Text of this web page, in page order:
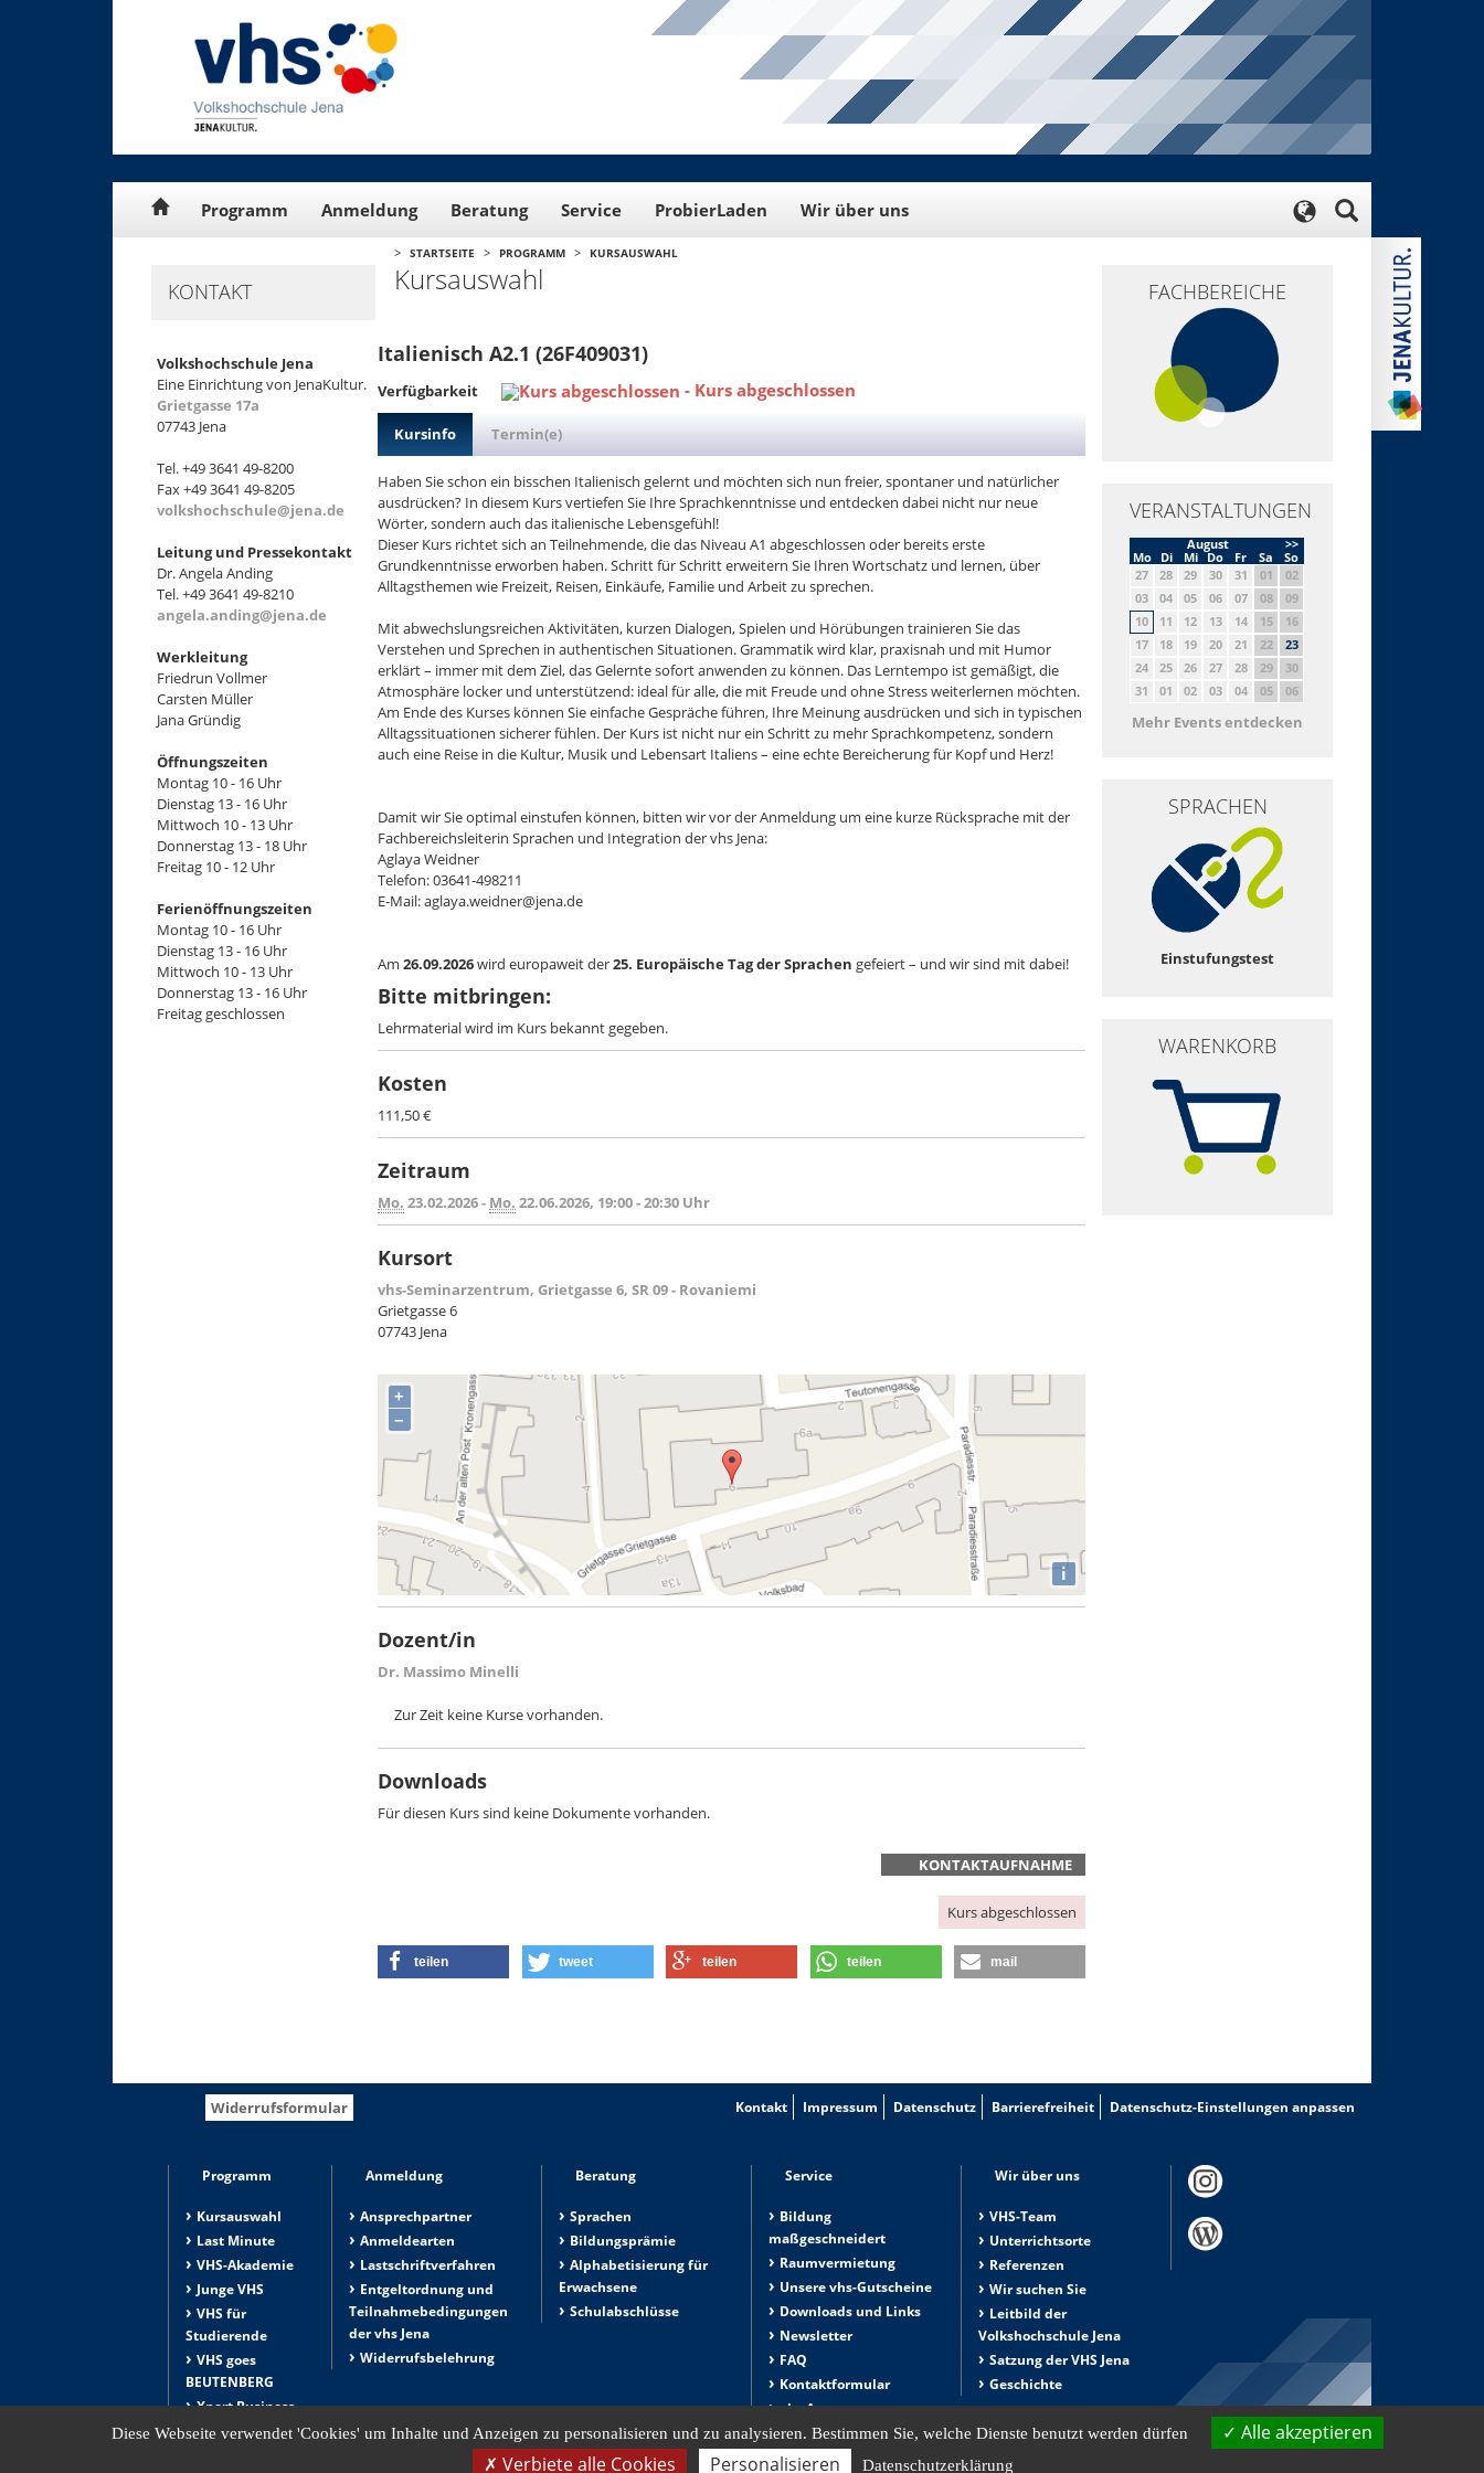
Programm Anmeldung Beratung Service ProbierLaden Wir über uns
KONTAKT
Volkshochschule Jena
Eine Einrichtung von JenaKultur.
Grietgasse 17a
07743 Jena
Tel. +49 3641 49-8200
Fax +49 3641 49-8205
volkshochschule@jena.de
Leitung und Pressekontakt
Dr. Angela Anding
Tel. +49 3641 49-8210
angela.anding@jena.de
Werkleitung
Friedrun Vollmer
Carsten Müller
Jana Gründig
Öffnungszeiten
Montag 10 - 16 Uhr
Dienstag 13 - 16 Uhr
Mittwoch 10 - 13 Uhr
Donnerstag 13 - 18 Uhr
Freitag 10 - 12 Uhr
Ferienöffnungszeiten
Montag 10 - 16 Uhr
Dienstag 13 - 16 Uhr
Mittwoch 10 - 13 Uhr
Donnerstag 13 - 16 Uhr
Freitag geschlossen
> STARTSEITE > PROGRAMM > KURSAUSWAHL
Kursauswahl
Italienisch A2.1 (26F409031)
Verfügbarkeit - Kurs abgeschlossen
Kursinfo Termin(e)
Haben Sie schon ein bisschen Italienisch gelernt und möchten sich nun freier, spontaner und natürlicher
ausdrücken? In diesem Kurs vertiefen Sie Ihre Sprachkenntnisse und entdecken dabei nicht nur neue
Wörter, sondern auch das italienische Lebensgefühl!
Dieser Kurs richtet sich an Teilnehmende, die das Niveau A1 abgeschlossen oder bereits erste
Grundkenntnisse erworben haben. Schritt für Schritt erweitern Sie Ihren Wortschatz und lernen, über
Alltagsthemen wie Freizeit, Reisen, Einkäufe, Familie und Arbeit zu sprechen.
Mit abwechslungsreichen Aktivitäten, kurzen Dialogen, Spielen und Hörübungen trainieren Sie das
Verstehen und Sprechen in authentischen Situationen. Grammatik wird klar, praxisnah und mit Humor
erklärt – immer mit dem Ziel, das Gelernte sofort anwenden zu können. Das Lerntempo ist gemäßigt, die
Atmosphäre locker und unterstützend: ideal für alle, die mit Freude und ohne Stress weiterlernen möchten.
Am Ende des Kurses können Sie einfache Gespräche führen, Ihre Meinung ausdrücken und sich in typischen
Alltagssituationen sicherer fühlen. Der Kurs ist nicht nur ein Schritt zu mehr Sprachkompetenz, sondern
auch eine Reise in die Kultur, Musik und Lebensart Italiens – eine echte Bereicherung für Kopf und Herz!
Damit wir Sie optimal einstufen können, bitten wir vor der Anmeldung um eine kurze Rücksprache mit der
Fachbereichsleiterin Sprachen und Integration der vhs Jena:
Aglaya Weidner
Telefon: 03641-498211
E-Mail: aglaya.weidner@jena.de
Am 26.09.2026wird europaweit der25. Europäische Tag der Sprachen gefeiert – und wir sind mit dabei!
Bitte mitbringen:
Lehrmaterial wird im Kurs bekannt gegeben.
Kosten
111,50 €
Zeitraum
Mo. 23.02.2026 - Mo. 22.06.2026, 19:00 - 20:30 Uhr
Kursort
vhs-Seminarzentrum, Grietgasse 6, SR 09 - Rovaniemi
Grietgasse 6
07743 Jena
+
−
i
Dozent/in
Dr. Massimo Minelli
Zur Zeit keine Kurse vorhanden.
Downloads
Für diesen Kurs sind keine Dokumente vorhanden.
KONTAKTAUFNAHME
Kurs abgeschlossen
teilen tweet teilen teilen mail
FACHBEREICHE
VERANSTALTUNGEN
>>
August
Mo
Di Mi Do Fr Sa
So
27
28 29 30 31 01
02
03
04 05 06 07 08
09
10
11 12 13 14 15
16
17
18 19 20 21 22
23
24
25 26 27 28 29
30
31
01 02 03 04 05 06
Mehr Events entdecken
SPRACHEN
Einstufungstest
WARENKORB
Widerrufsformular Kontakt Impressum Datenschutz Barrierefreiheit Datenschutz-Einstellungen anpassen
Programm
Kursauswahl
Last Minute
VHS-Akademie
Junge VHS
VHS für
Studierende
VHS goes
BEUTENBERG
Xpert Business
Akademie
Anmeldung
Ansprechpartner
Anmeldearten
Lastschriftverfahren
Entgeltordnung und
Teilnahmebedingungen
der vhs Jena
Widerrufsbelehrung
Beratung
Sprachen
Bildungsprämie
Alphabetisierung für
Erwachsene
Schulabschlüsse
Service
Bildung
maßgeschneidert
Raumvermietung
Unsere vhs-Gutscheine
Downloads und Links
Newsletter
FAQ
Kontaktformular
vhs Apps
Wir über uns
VHS-Team
Unterrichtsorte
Referenzen
Wir suchen Sie
Leitbild der
Volkshochschule Jena
Satzung der VHS Jena
Geschichte
Diese Webseite verwendet 'Cookies' um Inhalte und Anzeigen zu personalisieren und zu analysieren. Bestimmen Sie, welche Dienste benutzt werden dürfen
Alle akzeptieren
Verbiete alle Cookies
Personalisieren Datenschutzerklärung